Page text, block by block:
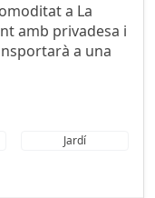
a La
amb privadesa i
a una
Jardí